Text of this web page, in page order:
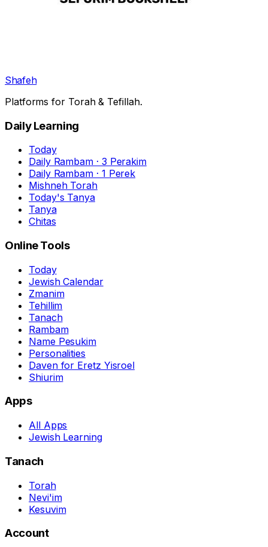
Shafeh
Platforms for Torah & Tefillah.
Daily Learning
Today
Daily Rambam · 3 Perakim
Daily Rambam · 1 Perek
Mishneh Torah
Today's Tanya
Tanya
Chitas
Online Tools
Today
Jewish Calendar
Zmanim
Tehillim
Tanach
Rambam
Name Pesukim
Personalities
Daven for Eretz Yisroel
Shiurim
Apps
All Apps
Jewish Learning
Tanach
Torah
Nevi'im
Kesuvim
Account